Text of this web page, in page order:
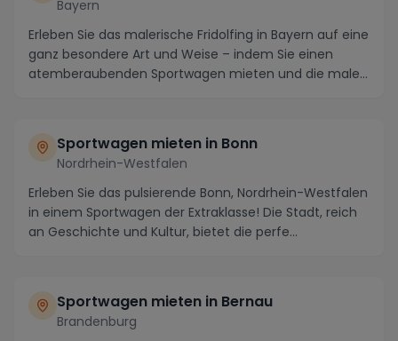
Bayern
Erleben Sie das malerische Fridolfing in Bayern auf eine
ganz besondere Art und Weise – indem Sie einen
atemberaubenden Sportwagen mieten und die male...
Sportwagen mieten in Bonn
Nordrhein-Westfalen
Erleben Sie das pulsierende Bonn, Nordrhein-Westfalen
in einem Sportwagen der Extraklasse! Die Stadt, reich
an Geschichte und Kultur, bietet die perfe...
Sportwagen mieten in Bernau
Brandenburg